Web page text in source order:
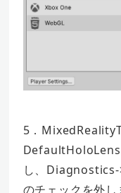
5．
し、
のチェックを外